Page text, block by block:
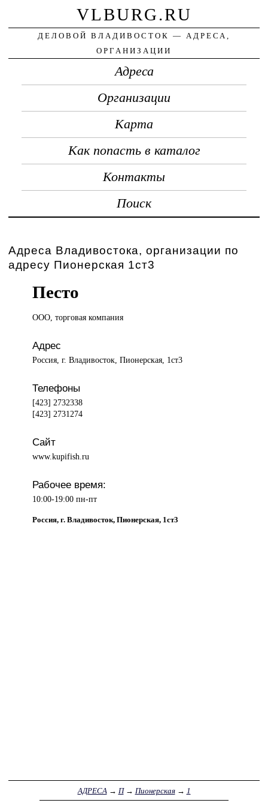
VLBURG.RU
ДЕЛОВОЙ ВЛАДИВОСТОК — АДРЕСА,
ОРГАНИЗАЦИИ
Адреса
Организации
Карта
Как попасть в каталог
Контакты
Поиск
Адреса Владивостока, организации по
адресу Пионерская 1ст3
Песто
ООО, торговаякомпания
Адрес
Россия, г. Владивосток, Пионерская, 1ст3
Телефоны
[423] 2732338
[423] 2731274
Сайт
www.kupifish.ru
Рабочее время:
10:00-19:00 пн-пт
Россия, г. Владивосток, Пионерская, 1ст3
АДРЕСА → П→ Пионерская→ 1